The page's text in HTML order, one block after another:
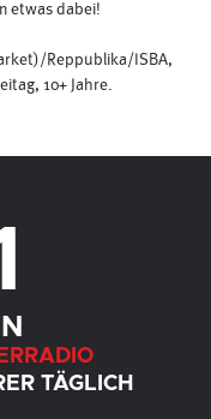
etwas dabei!
Reppublika/ISBA,
10+ Jahre.
TÄGLICH